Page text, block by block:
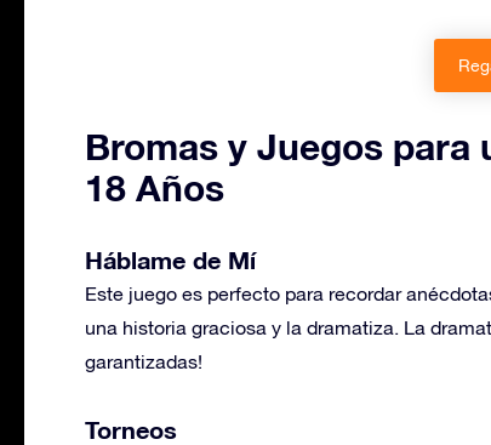
Bromas y Juegos para
18 Años
Háblame de Mí
Este juego es perfecto para recordar
una historia graciosa y la dramatiza. La
garantizadas!
Torneos